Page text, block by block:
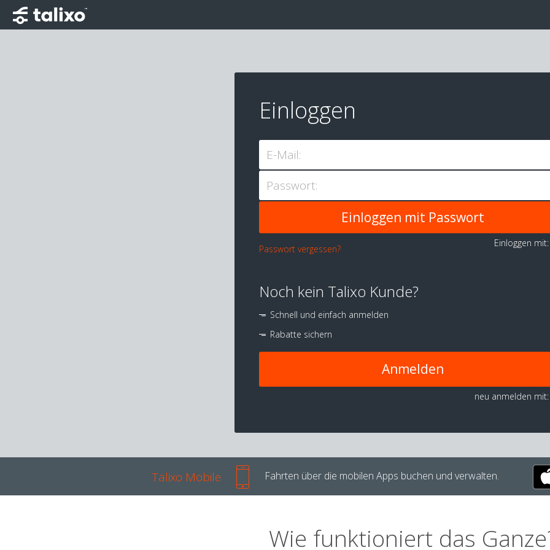
Einloggen
E-Mail:
Passwort:
Passwort vergessen?
Einloggen
Noch kein Talixo Kunde?
Schnell und einfach anmelden
Rabatte sichern
Anmelden
neu anmelden mit:
Talixo Mobile Fahrten über die mobilen Apps buchen und verwalten.
Wie funktioniert das